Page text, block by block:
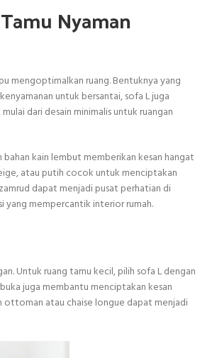
Nyaman
mengoptimalkan ruang. Bentuknya yang
untuk bersantai, sofa L juga
dari desain minimalis untuk ruangan
kain lembut memberikan kesan hangat
atau putih cocok untuk menciptakan
dapat menjadi pusat perhatian di
mempercantik interior rumah.
Untuk ruang tamu kecil, pilih sofa L dengan
juga membantu menciptakan kesan
ottoman atau chaise longue dapat menjadi